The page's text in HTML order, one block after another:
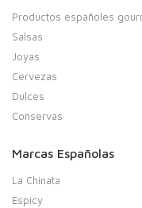
Productos españoles
Salsas
Joyas
Cervezas
Dulces
Conservas
Marcas Españolas
La Chinata
Espicy